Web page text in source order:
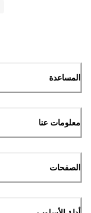
المساعدة
معلومات عنا
الصفحات